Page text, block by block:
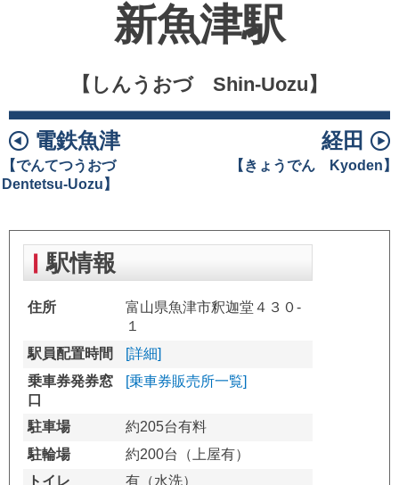
新魚津駅
【しんうおづ Shin-Uozu】
電鉄魚津
【でんてつうおづ
Dentetsu-Uozu】
経田
【きょうでん Kyoden】
駅情報
住所
富山県魚津市釈迦堂４３０-
１
駅員配置時間
[詳細]
乗車券発券窓
口
[乗車券販売所一覧]
駐車場
約205台有料
駐輪場
約200台（上屋有）
トイレ
有（水洗）